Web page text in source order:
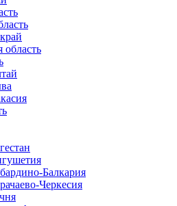
область
Балкария
Черкесия